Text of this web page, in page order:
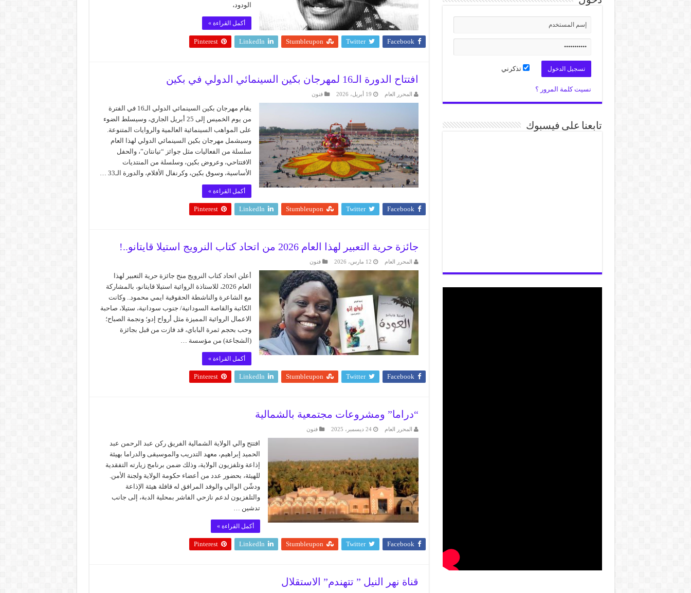
الودود،
أكمل القراءة »
Facebook
Twitter
Stumbleupon
LinkedIn
Pinterest
افتتاح الدورة الـ16 لمهرجان بكين السينمائي الدولي في بكين
المحرر العام 19 أبريل، 2026 فنون
يقام مهرجان بكين السينمائي الدولي الـ16 في الفترة
من يوم الخميس إلى 25 أبريل الجاري، وسيسلط الضوء
على المواهب السينمائية العالمية والروايات المتنوعة.
وسيشمل مهرجان بكين السينمائي الدولي لهذا العام
سلسلة من الفعاليات مثل جوائز “تيانتان”، والحفل
الافتتاحي، وعروض بكين، وسلسلة من المنتديات
الأساسية، وسوق بكين، وكرنفال الأفلام، والدورة الـ33 …
أكمل القراءة »
Facebook
Twitter
Stumbleupon
LinkedIn
Pinterest
جائزة حرية التعبير لهذا العام 2026 من اتحاد كتاب النرويج استيلا قايتانو..!
المحرر العام 12 مارس، 2026 فنون
أعلن اتحاد كتاب النرويج منح جائزة حرية التعبير لهذا
العام 2026، للاستاذة الروائية استيلا قايتانو، بالمشاركة
مع الشاعرة والناشطة الحقوقية ايمي محمود.. وكانت
الكاتبة والقاصة السودانية/ جنوب سودانية، ستيلا، صاحبة
الاعمال الروائية المميزة مثل أرواح إدو؛ ونجمة الصباح؛
وحب بحجم ثمرة الباباي، قد فازت من قبل بجائزة
(الشجاعة) من مؤسسة …
أكمل القراءة »
Facebook
Twitter
Stumbleupon
LinkedIn
Pinterest
“دراما” ومشروعات مجتمعية بالشمالية
المحرر العام 24 ديسمبر، 2025 فنون
افتتح والي الولاية الشمالية الفريق ركن عبد الرحمن عبد
الحميد إبراهيم، معهد التدريب والموسيقى والدراما بهيئة
إذاعة وتلفزيون الولاية، وذلك ضمن برنامج زيارته التفقدية
للهيئة، بحضور عدد من أعضاء حكومة الولاية ولجنة الأمن.
ودشّن الوالي والوفد المرافق له قافلة هيئة الإذاعة
والتلفزيون لدعم نازحي الفاشر بمحلية الدبة، إلى جانب
تدشين …
أكمل القراءة »
Facebook
Twitter
Stumbleupon
LinkedIn
Pinterest
قناة نهر النيل ” تتهندم” الاستقلال
تذكرني
نسيت كلمة المرور ؟
تابعنا على فيسبوك